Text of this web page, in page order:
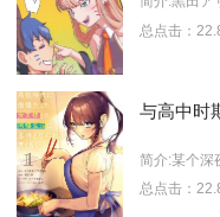
总点击：
简介:某个深
总点击：